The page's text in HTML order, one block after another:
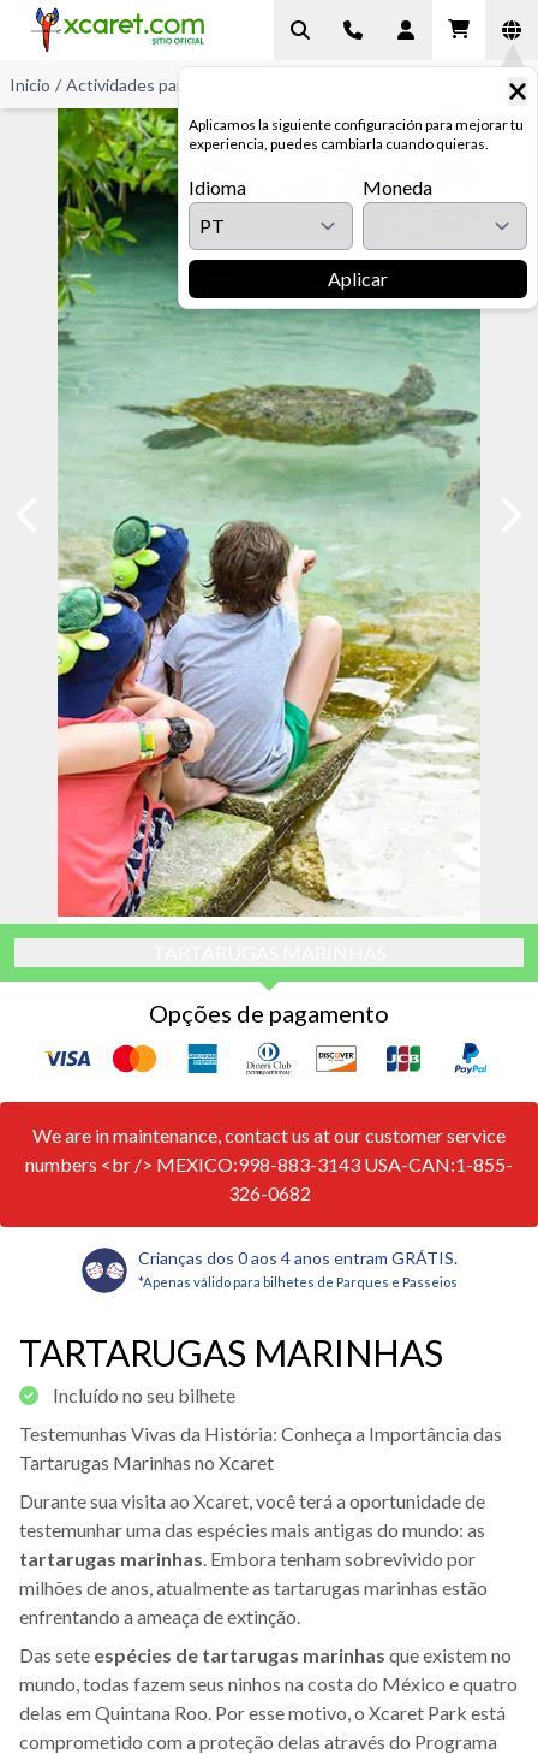
Aplicamos la siguiente configuración para mejorar tu
experiencia, puedes cambiarla cuando quieras.
Idioma Moneda
Aplicar
Inicio / Actividades para Niños
Opções de pagamento
We are in maintenance, contact us at our customer service
numbers <br /> MEXICO:998-883-3143 USA-CAN:1-855-
326-0682
Crianças dos 0 aos 4 anos entram GRÁTIS.
*Apenas válido para bilhetes de Parques e Passeios
TARTARUGAS MARINHAS
Incluído no seu bilhete
Testemunhas Vivas da História: Conheça a Importância das
Tartarugas Marinhas no Xcaret
Durante sua visita ao Xcaret, você terá a oportunidade de
testemunhar uma das espécies mais antigas do mundo: as
tartarugas marinhas. Embora tenham sobrevivido por
milhões de anos, atualmente as tartarugas marinhas estão
enfrentando a ameaça de extinção.
Das sete espécies de tartarugas marinhas que existem no
mundo, todas fazem seus ninhos na costa do México e quatro
delas em Quintana Roo. Por esse motivo, o Xcaret Park está
comprometido com a proteção delas através do Programa